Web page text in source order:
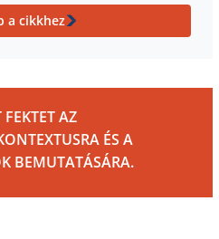
a cikkhez
AZ
ÉS A
BEMUTATÁSÁRA.